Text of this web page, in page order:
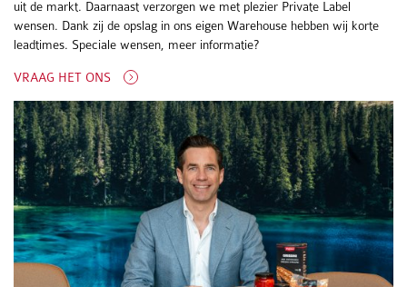
uit de markt. Daarnaast verzorgen we met plezier Private Label
wensen. Dank zij de opslag in ons eigen Warehouse hebben wij korte
leadtimes. Speciale wensen, meer informatie?
VRAAG HET ONS